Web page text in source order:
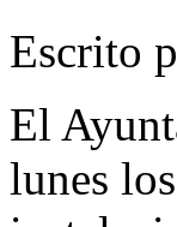
Escrito
El
lunes